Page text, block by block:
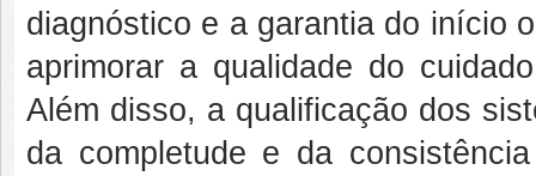
diagnóstico e a garantia do início
aprimorar a qualidade do
Além disso, a qualificação dos
da completude e da